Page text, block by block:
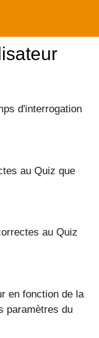
d'interrogation
au Quiz que
au Quiz
en fonction de la
paramètres du